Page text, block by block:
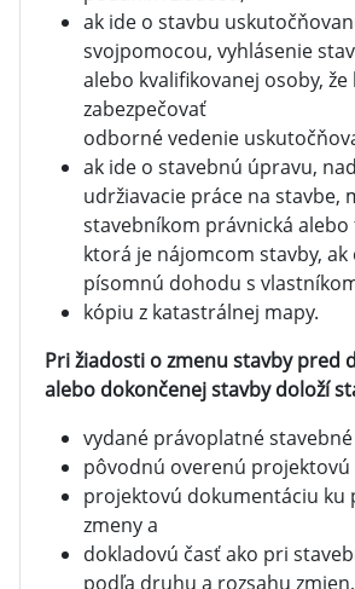
ak ide o stavbu
svojpomocou, vyhlásenie
alebo kvalifikovanej osoby, že
zabezpečovať
odborné vedenie
ak ide o stavebnú úpravu,
udržiavacie práce na stavbe,
stavebníkom právnická alebo
ktorá je nájomcom stavby,
písomnú dohodu s
kópiu z katastrálnej mapy.
Pri žiadosti o zmenu stavby pred
alebo dokončenej stavby doloží
vydané právoplatné
pôvodnú overenú
projektovú dokumentáciu ku
zmeny a
dokladovú časť ako pri
podľa druhu a rozsahu